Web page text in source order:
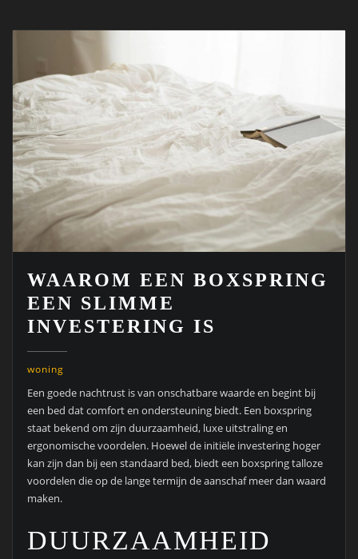
WAAROM EEN BOXSPRING
EEN SLIMME
INVESTERING IS
woning
Een goede nachtrust is van onschatbare waarde en begint bij
een bed dat comfort en ondersteuning biedt. Een boxspring
staat bekend om zijn duurzaamheid, luxe uitstraling en
ergonomische voordelen. Hoewel de initiële investering hoger
kan zijn dan bij een standaard bed, biedt een boxspring talloze
voordelen die op de lange termijn de aanschaf meer dan waard
maken.
DUURZAAMHEID